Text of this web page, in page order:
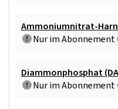
Ammoniumnitrat-
Nur im Abonnement
Diammonphosphat
Nur im Abonnement